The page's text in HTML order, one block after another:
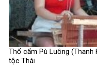
Thổ cẩm Pù Luông
tộc Thái